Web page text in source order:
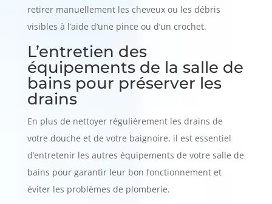
retirer manuellement les cheveux ou les débris
visibles à l’aide d’une pince ou d’un crochet.
L’entretien des
équipements de la salle de
bains pour préserver les
drains
En plus de nettoyer régulièrement les drains de
votre douche et de votre baignoire, il est essentiel
d’entretenir les autres équipements de votre salle de
bains pour garantir leur bon fonctionnement et
éviter les problèmes de plomberie.